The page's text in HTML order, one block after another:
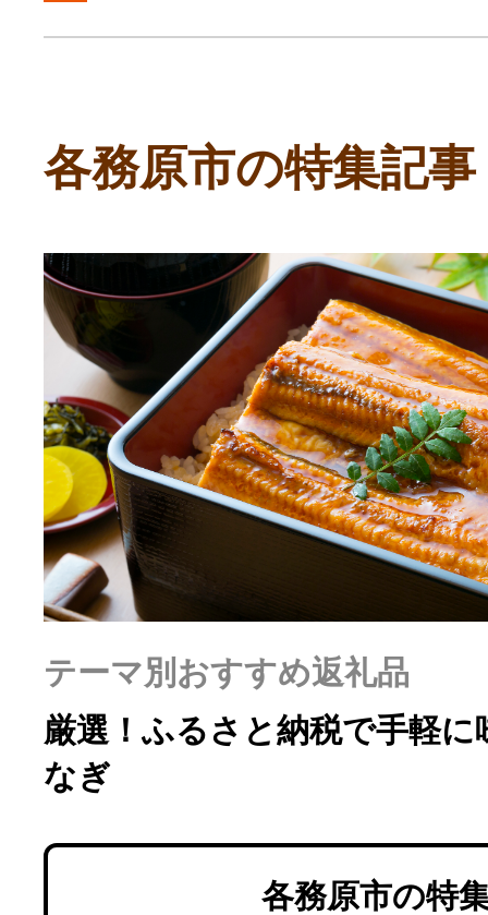
ふるさと納税の基礎知識
10秒ぴったり診断
自治体直営サイト特集
はじめるバイブルとは
よくあるご質問
問い合わせ
各務原市の特集記事
テーマ別おすすめ返礼品
厳選！ふるさと納税で手軽に
なぎ
各務原市の特